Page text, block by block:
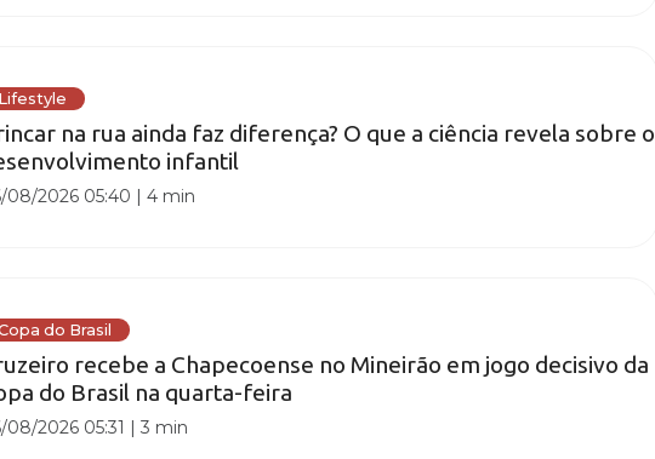
Lifestyle
na rua ainda faz diferença? O que a ciência revela sobre o
infantil
08/2026 05:40 |4 min
do Brasil
recebe a Chapecoense no Mineirão em jogo decisivo da
do Brasil na quarta-feira
08/2026 05:31 |3 min